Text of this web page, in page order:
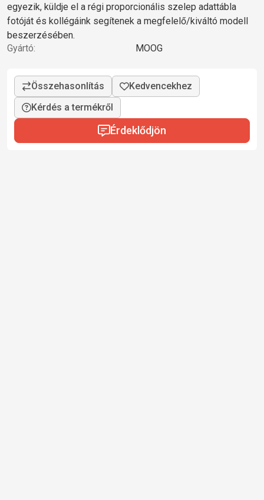
egyezik, küldje el a régi proporcionális szelep adattábla
fotóját és kollégáink segítenek a megfelelő/kiváltó modell
beszerzésében.
Gyártó:
MOOG
Kérdés a termékről
Érdeklődjön